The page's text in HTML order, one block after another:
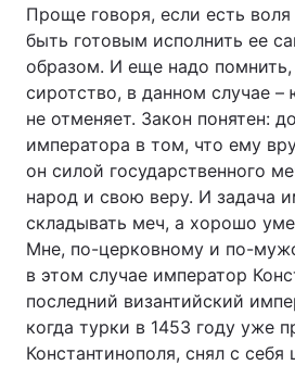
Проще говоря, если есть
быть готовым исполнить ее
образом. И еще надо
сиротство, в данном случае –
не отменяет. Закон понятен:
императора в том, что ему
он силой государственного
народ и свою веру. И задача
складывать меч, а хорошо
Мне, по-церковному и по-
в этом случае император
последний византийский
когда турки в 1453 году уже
Константинополя, снял с себя